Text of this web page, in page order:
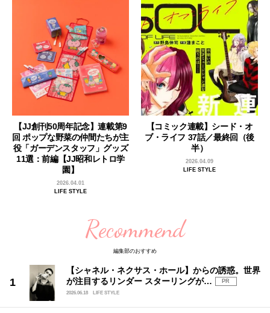
【JJ創刊50周年記念】連載第9
回 ポップな野菜の仲間たちが主
役「ガーデンスタッフ」グッズ
11選：前編【JJ昭和レトロ学
園】
2026.04.01
LIFE STYLE
【コミック連載】シード・オ
ブ・ライフ 37話／最終回（後
半）
2026.04.09
LIFE STYLE
Recommend
編集部のおすすめ
【シャネル・ネクサス・ホール】からの誘惑。世界
が注目するリンダー スターリングが…
PR
2026.06.18
LIFE STYLE